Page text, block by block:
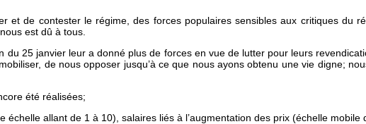
et de contester le régime, des forces populaires sensibles aux critiques du
est dû à tous.
25 janvier leur a donné plus de forces en vue de lutter pour leurs
de nous opposer jusqu’à ce que nous ayons obtenu une vie digne;
été réalisées;
échelle allant de 1 à 10), salaires liés à l’augmentation des prix (échelle mobile